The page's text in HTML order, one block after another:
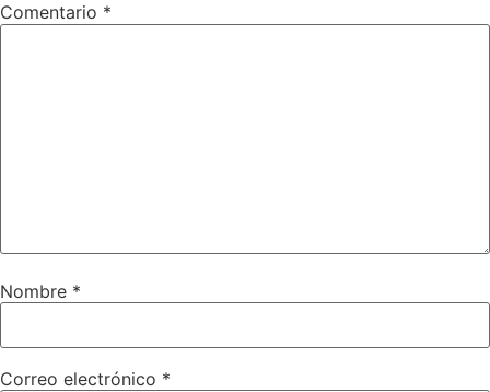
Comentario *
Nombre *
Correo electrónico *